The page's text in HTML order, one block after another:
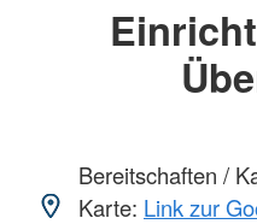
Bereitschaften /
Karte: Link zur